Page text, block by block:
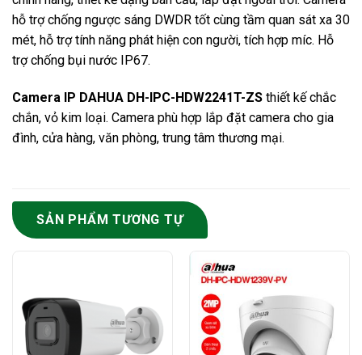
hỗ trợ chống ngược sáng DWDR tốt cùng tầm quan sát xa 30
mét, hỗ trợ tính năng phát hiện con người, tích hợp míc. Hỗ
trợ chống bụi nước IP67.
Camera IP DAHUA DH-IPC-HDW2241T-ZS thiết kế chắc
chắn, vỏ kim loại. Camera phù hợp lắp đặt camera cho gia
đình, cửa hàng, văn phòng, trung tâm thương mại.
SẢN PHẨM TƯƠNG TỰ